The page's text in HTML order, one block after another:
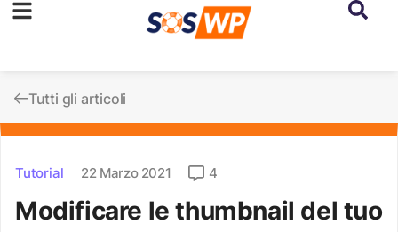
Tutti gli articoli
Tutorial 22 Marzo 2021 4
Modificare le thumbnail del tuo